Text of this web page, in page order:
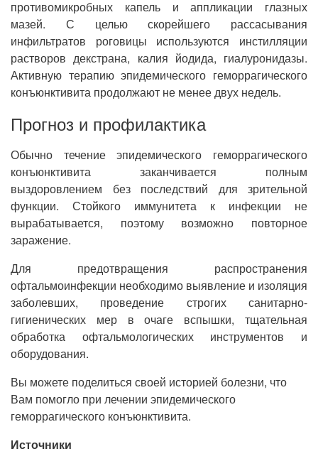
противомикробных капель и аппликации глазных
мазей. С целью скорейшего рассасывания
инфильтратов роговицы используются инстилляции
растворов декстрана, калия йодида, гиалуронидазы.
Активную терапию эпидемического геморрагического
конъюнктивита продолжают не менее двух недель.
Прогноз и профилактика
Обычно течение эпидемического геморрагического
конъюнктивита заканчивается полным
выздоровлением без последствий для зрительной
функции. Стойкого иммунитета к инфекции не
вырабатывается, поэтому возможно повторное
заражение.
Для предотвращения распространения
офтальмоинфекции необходимо выявление и изоляция
заболевших, проведение строгих санитарно-
гигиенических мер в очаге вспышки, тщательная
обработка офтальмологических инструментов и
оборудования.
Вы можете поделиться своей историей болезни, что
Вам помогло при лечении эпидемического
геморрагического конъюнктивита.
Источники